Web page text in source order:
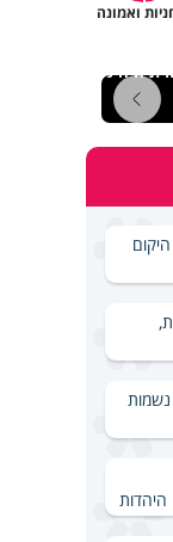
ואמונה
היה ניסיון
נשמות